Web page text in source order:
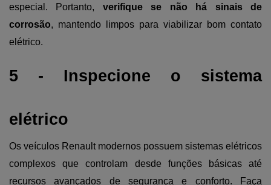
especial. Portanto, verifique se não há sinais de
corrosão, mantendo limpos para viabilizar bom contato
elétrico.
5 - Inspecione o sistema
elétrico
Os veículos Renault modernos possuem sistemas elétricos
complexos que controlam desde funções básicas até
recursos avançados de segurança e conforto. Faça